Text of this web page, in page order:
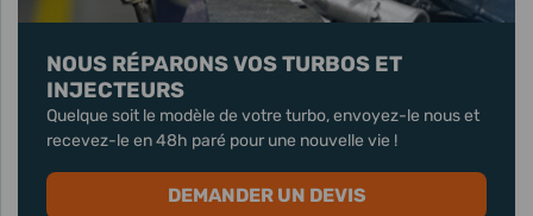
NOUS RÉPARONS VOS TURBOS ET
INJECTEURS
Quelque soit le modèle de votre turbo, envoyez-le nous et
recevez-le en 48h paré pour une nouvelle vie !
DEMANDER UN DEVIS